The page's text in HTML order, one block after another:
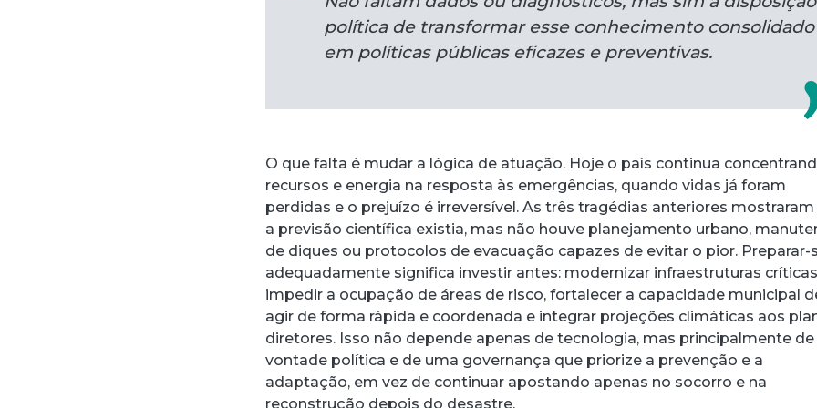
política de transformar esse conhecimento consolidado
em políticas públicas eficazes e preventivas.
O que falta é mudar a lógica de atuação. Hoje o país continua
recursos e energia na resposta às emergências, quando vidas já foram
perdidas e o prejuízo é irreversível. As três tragédias anteriores
a previsão científica existia, mas não houve planejamento urbano,
de diques ou protocolos de evacuação capazes de evitar o pior. Preparar-
adequadamente significa investir antes: modernizar infraestruturas
impedir a ocupação de áreas de risco, fortalecer a capacidade municipal
agir de forma rápida e coordenada e integrar projeções climáticas aos
diretores. Isso não depende apenas de tecnologia, mas principalmente de
vontade política e de uma governança que priorize a prevenção e a
adaptação, em vez de continuar apostando apenas no socorro e na
reconstrução depois do desastre.